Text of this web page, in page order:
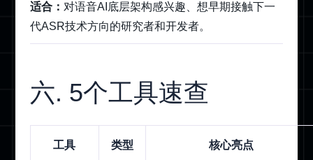
适合： 对语音AI底层架构感兴趣、想早期接触下一
代ASR技术方向的研究者和开发者。
六. 5个工具速查
工具 类型 核心亮点